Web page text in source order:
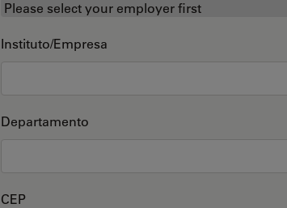
Instituto/Empresa
Departamento
CEP